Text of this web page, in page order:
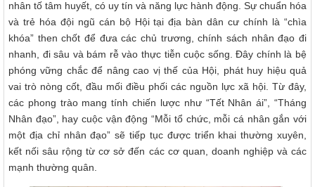
nhân tố tâm huyết, có uy tín và năng lực hành động. Sự chuẩn hóa
và trẻ hóa đội ngũ cán bộ Hội tại địa bàn dân cư chính là “chìa
khóa” then chốt để đưa các chủ trương, chính sách nhân đạo đi
nhanh, đi sâu và bám rễ vào thực tiễn cuộc sống. Đây chính là bệ
phóng vững chắc để nâng cao vị thế của Hội, phát huy hiệu quả
vai trò nòng cốt, đầu mối điều phối các nguồn lực xã hội. Từ đây,
các phong trào mang tính chiến lược như “Tết Nhân ái”, “Tháng
Nhân đạo”, hay cuộc vận động “Mỗi tổ chức, mỗi cá nhân gắn với
một địa chỉ nhân đạo” sẽ tiếp tục được triển khai thường xuyên,
kết nối sâu rộng từ cơ sở đến các cơ quan, doanh nghiệp và các
mạnh thường quân.